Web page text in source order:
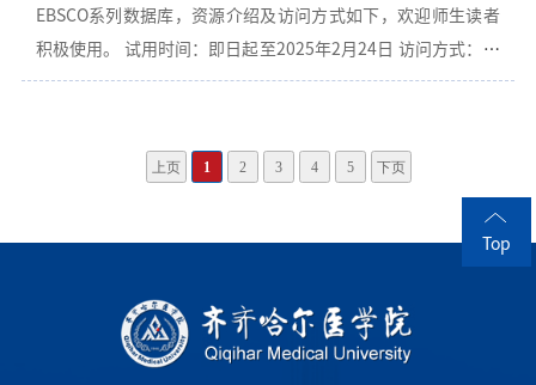
incites.clarivate.com 试用时间：2025.4.1-2025.6.30 访问方
式：校园网IP范围内直接访问或通过图书馆资源页访问 资源介
学领域的多学科综合数据库，包含在Web of Science™ 核心合
EBSCO系列数据库，资源介绍及访问方式如下，欢迎师生读者
积极使用。 试用时间：即日起至2025年2月24日 访问方式：校
园网IP范围内访问图书馆资源页或点击
生物医学全文数据库（MEDLINE Complete） MEDLINE
Complete 生物医学全文数据库能够覆盖MEDLINE文献数据库
收录的29.31% 的全文期刊内容。提供了有关医学、牙科、医疗
保健制度和临床科学及其他方面的权威医学信息。数据库采用
题词表）索引方法，可检索 5,200 多种流行生物医学期刊中的
引文。提供超过 2,300 种期刊的全文。 2.护理学数据库完整版
上页 1 2 3 4 5 下页
Top